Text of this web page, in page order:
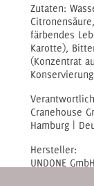
Zutaten:
färbendes
Karotte),
(Konzentrat
Cranehouse
Hamburg |
Hersteller:
UNDONE